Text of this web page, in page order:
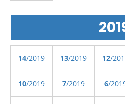
14/2019 13/2019 12/
10/2019 7/2019 6/